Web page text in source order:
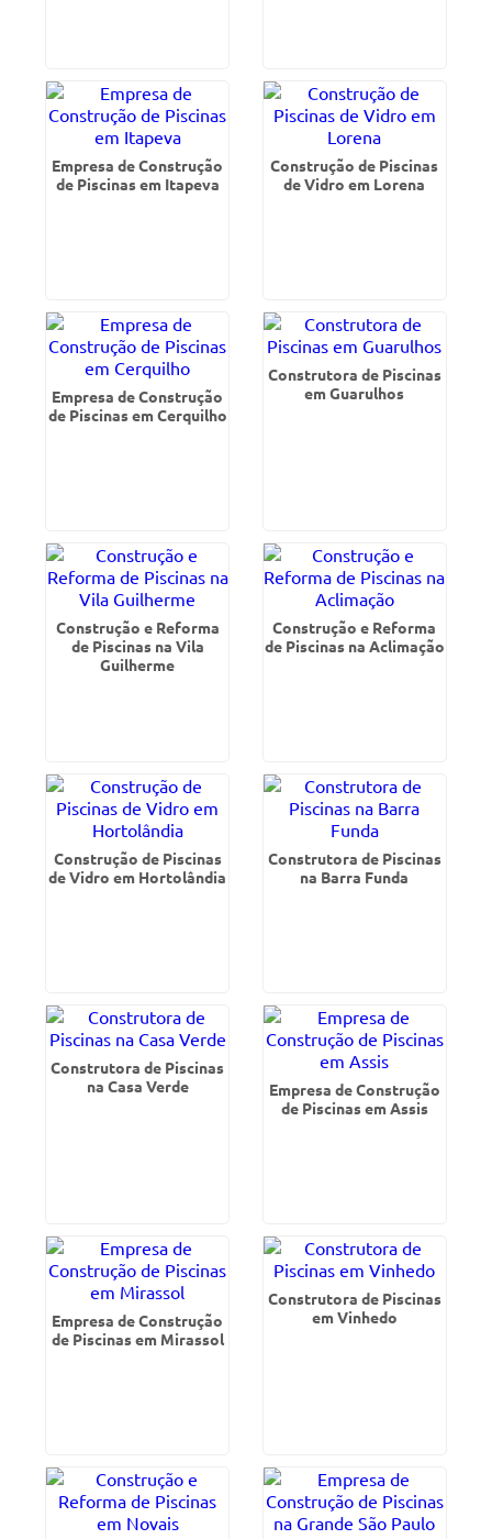
Empresa de Construção
de Piscinas em Itapeva
Construção de Piscinas
de Vidro em Lorena
Empresa de Construção
de Piscinas em Cerquilho
Construtora de Piscinas
em Guarulhos
Construção e Reforma
de Piscinas na Vila
Guilherme
Construção e Reforma
de Piscinas na Aclimação
Construção de Piscinas
de Vidro em Hortolândia
Construtora de Piscinas
na Barra Funda
Construtora de Piscinas
na Casa Verde
Empresa de Construção
de Piscinas em Assis
Empresa de Construção
de Piscinas em Mirassol
Construtora de Piscinas
em Vinhedo